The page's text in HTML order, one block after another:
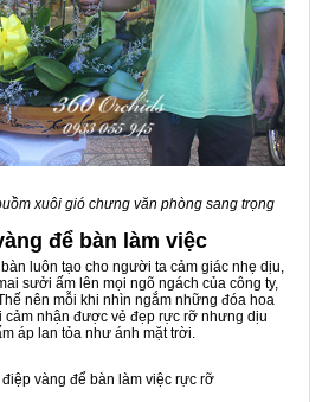
xuôi gió chưng văn phòng sang trọng
để bàn làm việc
luôn tạo cho người ta cảm giác nhẹ dịu,
sưởi ấm lên mọi ngõ ngách của công ty,
nên mỗi khi nhìn ngắm những đóa hoa
cảm nhận được vẻ đẹp rực rỡ nhưng dịu
áp lan tỏa như ánh mặt trời.